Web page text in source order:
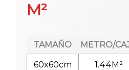
M²
TAMAÑO METRO/
60x60cm 1.44M²